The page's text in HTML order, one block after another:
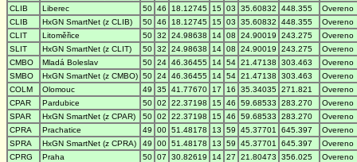
CLIB
Liberec 50 46 18.12745 15 03 35.60832 448.355
Overeno
CLIB
HxGN SmartNet (z CLIB) 50 46 18.12745 15 03 35.60832 448.355
Overeno
CLIT
Litoměřice 50 32 24.98638 14 08 24.90019 243.275
Overeno
SLIT
HxGN SmartNet (z CLIT) 50 32 24.98638 14 08 24.90019 243.275
Overeno
CMBO
Mladá Boleslav 50 24 46.36455 14 54 21.47138 303.463
Overeno
SMBO
HxGN SmartNet (z CMBO) 50 24 46.36455 14 54 21.47138 303.463
Overeno
COLM
Olomouc 49 35 41.77670 17 16 35.34035 271.821
Overeno
CPAR
Pardubice 50 02 22.37198 15 46 59.68533 283.270
Overeno
SPAR
HxGN SmartNet (z CPAR) 50 02 22.37198 15 46 59.68533 283.270
Overeno
CPRA
Prachatice 49 00 51.48178 13 59 45.37701 645.397
Overeno
SPRA
HxGN SmartNet (z CPRA) 49 00 51.48178 13 59 45.37701 645.397
Overeno
CPRG
Praha 50 07 30.82619 14 27 21.80473 356.025
Overeno